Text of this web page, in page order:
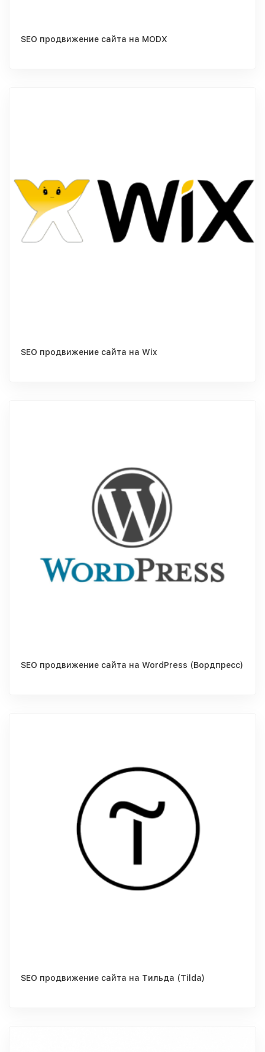
SEO продвижение сайта на MODX
SEO продвижение сайта на Wix
SEO продвижение сайта на WordPress (Вордпресс)
SEO продвижение сайта на Тильда (Tilda)